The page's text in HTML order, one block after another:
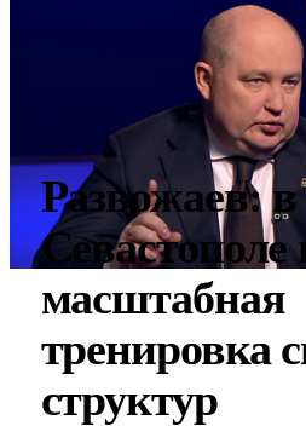
Развожаев: в
Севастополе
масштабная
тренировка
структур